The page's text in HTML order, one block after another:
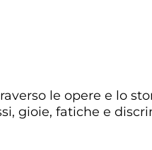
le opere e lo
gioie, fatiche e